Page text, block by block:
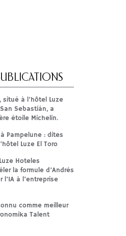
à l’hôtel Luze
Sebastián, a
étoile Michelin.
Pampelune : dites
Luze El Toro
Hoteles
la formule d’Andrés
à l’entreprise
comme meilleur
Talent